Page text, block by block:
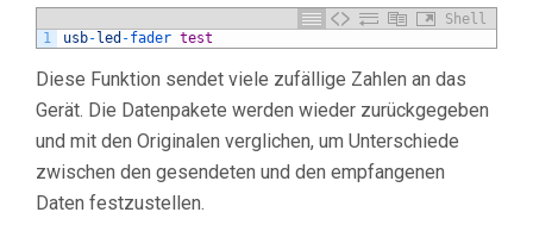
Shell
1
usb- led -fader test
Diese Funktion sendet viele zufällige Zahlen an das
Gerät. Die Datenpakete werden wieder zurückgegeben
und mit den Originalen verglichen, um Unterschiede
zwischen den gesendeten und den empfangenen
Daten festzustellen.